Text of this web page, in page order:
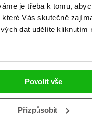
je třeba k tomu,
které Vás skutečně
dat udělíte kliknutím
Povolit vše
Přizpůsobit
by tě mohly